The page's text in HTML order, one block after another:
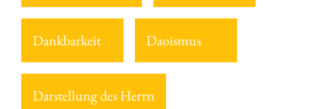
Dankbarkeit Daoismus
Darstellung des Herrn